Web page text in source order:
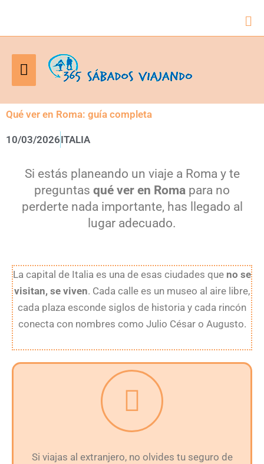
Menú
principal
Qué ver en Roma: guía completa
10/03/2026ITALIA
Si estás planeando un viaje a Roma y te
preguntas qué ver en Roma para no
perderte nada importante, has llegado al
lugar adecuado.
La capital de Italia es una de esas ciudades que no se
visitan, se viven. Cada calle es un museo al aire libre,
cada plaza esconde siglos de historia y cada rincón
conecta con nombres como Julio César o Augusto.
Si viajas al extranjero, no olvides tu seguro de